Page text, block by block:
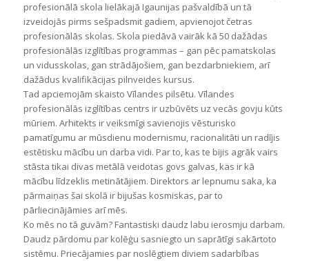
profesionālā skola lielākajā Igaunijas pašvaldībā un tā
izveidojās pirms sešpadsmit gadiem, apvienojot četras
profesionālās skolas. Skola piedāvā vairāk kā 50 dažādas
profesionālās izglītības programmas – gan pēc pamatskolas
un vidusskolas, gan strādājošiem, gan bezdarbniekiem, arī
dažādus kvalifikācijas pilnveides kursus.
Tad apciemojām skaisto Vīlandes pilsētu. Vīlandes
profesionālās izglītības centrs ir uzbūvēts uz vecās govju kūts
mūriem. Arhitekts ir veiksmīgi savienojis vēsturisko
pamatīgumu ar mūsdienu modernismu, racionalitāti un radījis
estētisku mācību un darba vidi. Par to, kas te bijis agrāk vairs
stāsta tikai divas metālā veidotas govs galvas, kas ir kā
mācību līdzeklis metinātājiem. Direktors ar lepnumu saka, ka
pārmaiņas šai skolā ir bijušas kosmiskas, par to
pārliecinājāmies arī mēs.
Ko mēs no tā guvām? Fantastiski daudz labu ierosmju darbam.
Daudz pārdomu par kolēģu sasniegto un saprātīgi sakārtoto
sistēmu. Priecājamies par noslēgtiem diviem sadarbības